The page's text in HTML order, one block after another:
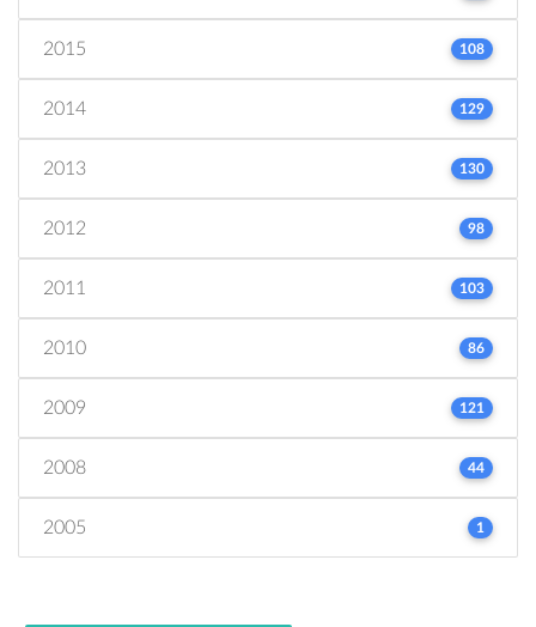
2015 108
2014 129
2013 130
2012 98
2011 103
2010 86
2009 121
2008 44
2005 1